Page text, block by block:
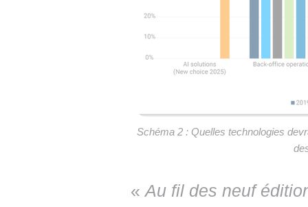
Schéma 2 : Quelles technologies
«Au fil des neuf